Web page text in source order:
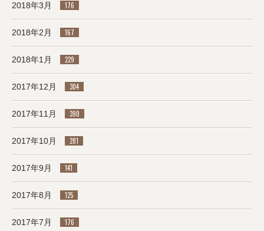
2018年3月 176
2018年2月 167
2018年1月 229
2017年12月 304
2017年11月 390
2017年10月 281
2017年9月 141
2017年8月 125
2017年7月 176